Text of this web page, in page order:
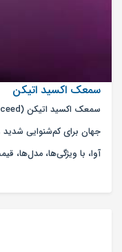
سمعک اکسید اتیکن
جهان برای کم‌شنوایی
آوا، با ویژگی‌ها، مدل‌ها،